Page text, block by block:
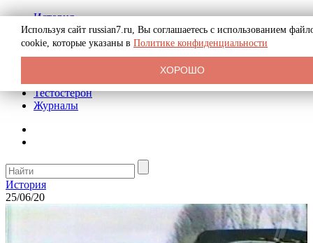
История
Биография
Криминал
Реклама на сайте
Тестостерон
Журналы
История
25/06/20
Используя сайт russian7.ru, Вы соглашаетесь с использованием
cookie, которые указаны в Политике конфиденциальности
ХОРОШО